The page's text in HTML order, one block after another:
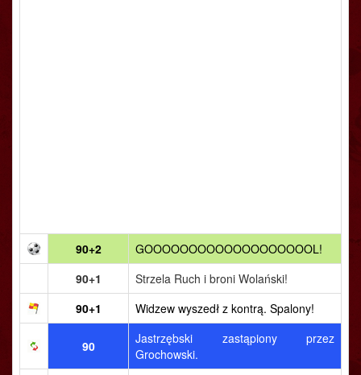
90+2
GOOOOOOOOOOOOOOOOOOOL!
90+1
Strzela Ruch i broni Wolański!
90+1
Widzew wyszedł z kontrą. Spalony!
90
Jastrzębski zastąpiony przez
Grochowski.